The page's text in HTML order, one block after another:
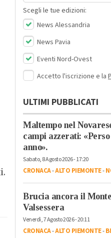
Scegli le tue edizioni:
News Alessandria
News Pavia
Eventi Nord-Ovest
Accetto l'iscrizione e la
ULTIMI PUBBLICATI
Maltempo nel
campi azzerati:
anno».
Sabato, 8 Agosto 2026 - 17:20
CRONACA-ALTO PIEMONTE-
Brucia ancora il
Valsessera
Venerdì, 7 Agosto 2026 - 20:11
CRONACA-ALTO PIEMONTE-